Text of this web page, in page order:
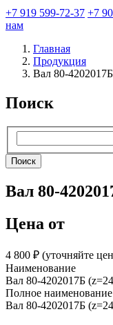
+7 919 599-72-37 +7
нам
Главная
Продукция
Вал 80-
Поиск
Поиск
Вал 80-
Цена от
4 800 ₽︁ (уточняйте
Наименование
Вал 80-4202017Б
Полное наименование
Вал 80-4202017Б